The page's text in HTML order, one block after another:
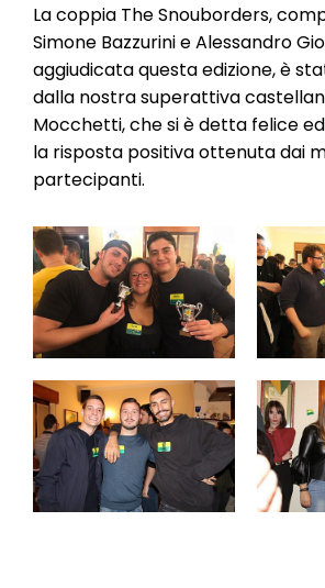
La coppia The Snouborders,
Simone Bazzurini e Alessandro
aggiudicata questa edizione, è
dalla nostra superattiva
Mocchetti, che si è detta felice
la risposta positiva ottenuta dai
partecipanti.